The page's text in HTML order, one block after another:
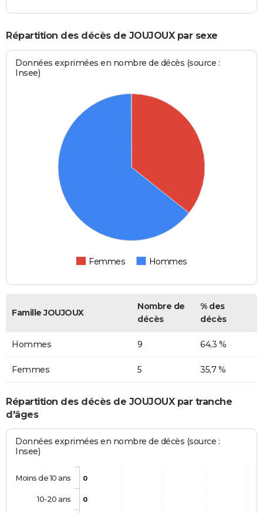
Répartition des décès de JOUJOUX par sexe
Données exprimées en nombre de décès (source :
Insee)
Femmes Hommes
Famille JOUJOUX
Nombre de
décès
% des
décès
Hommes 9 64,3 %
Femmes 5 35,7 %
Répartition des décès de JOUJOUX par tranche
d'âges
Données exprimées en nombre de décès (source :
Insee)
0
0
Moins de 10 ans
10-20 ans